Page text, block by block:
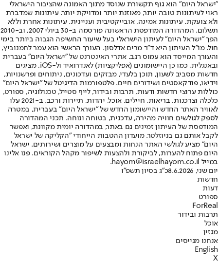
"ישראל היום" הוא גוף תקשורת שנוסד מתוך האמונה שהציבור הישראלי
ראוי לעיתונות טובה יותר, מאוזנת יותר ומדויקת יותר. עיתונות שמדברת
ולא צועקת. עיתונות אמינה, אובייקטיבית ועניינית. עיתונות אחרת וללא
תשלום. המהדורה המודפסת הראשונה פורסמה ב-30 ביולי 2007, וב-2010
הפך "ישראל היום" לעיתון הישראלי בעל שיעור החשיפה הגבוה ביותר בימי
חול. מו"ל העיתון היא ד"ר מרים אדלסון. העורך הראשי הוא עמר לחמנוביץ,
והעורך המייסד הוא עמוס רגב. אתרי האינטרנט של "ישראל היום" בעברית
ובאנגלית, כמו כן היישומונים (אפליקציות) לאנדרואיד ול-iOS, מציגים
חדשות מסביב לשעון, תוכן בלעדי, מבזקים ועדכונים, ניתוחים ופרשנויות,
וידיאו, פודקאסטים ושידורים חיים. פלטפורמות הדיגיטל של "ישראל היום"
כוללות ערוצי חדשות ודעות, תרבות ובידור, לייף סטייל, טכנולוגיה, ספורט,
כלכלה וצרכנות, בריאות, חיילים, אוכל, יהדות, תיירות ורכב. ב-2021 עלו
לאוויר האתר החדש והיישומון החדש של "ישראל היום" בעברית, במטרה
לספק לגולשים חוויה מהירה, עדכנית, בטוחה ונוחה. תכני המהדורה
המודפסת של העיתון זמינים גם באתר, במהדורה יומית מקוונת, ואפשר
לקבל אותם גם בניוזלטר. מועדון ההטבות הייחודי "הקליקה של ישראל
היום" מציע לגולשי האתר הנחות ומבצעים על מוצרים ושירותים. ישראל
היום פתוח להערות, לביקורת ולהצעות לשיפור מקהל הקוראים. פנו אלינו
במייל hayom@israelhayom.co.il.
יום שני, 8.6.2026
כ"ג בסיון תשפ"ו
חדשות
דעות
ספורט
ForReal
תרבות ובידור
אוכל
מגזין
אנחנו מגייסים
English
X